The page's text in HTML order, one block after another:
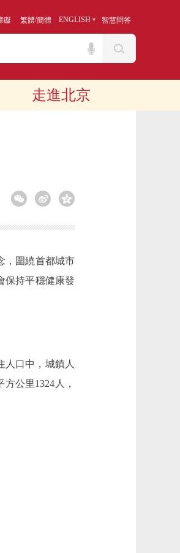
礙 繁體/簡體 ENGLISH 智慧問答
走進北京
，圍繞首都城市
保持平穩健康發
口中，城鎮人
公里1324人，